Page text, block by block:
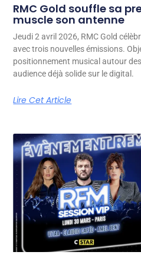
RMC Gold souffle sa
muscle son antenne
Jeudi 2 avril 2026, RMC Gold
avec trois nouvelles émissions.
positionnement musical autour
audience déjà solide sur le digital.
Lire Cet Article